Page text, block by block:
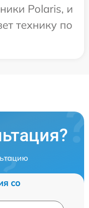
Polaris, и
технику по
со